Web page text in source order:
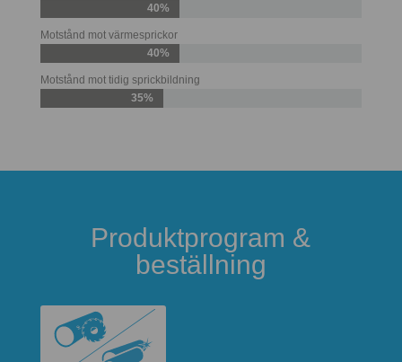
40%
Motstånd mot värmesprickor
40%
Motstånd mot tidig sprickbildning
35%
Produktprogram &
beställning